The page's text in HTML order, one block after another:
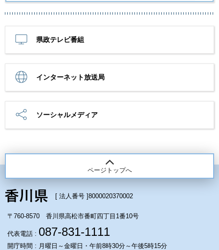
県政テレビ番組
インターネット放送局
ソーシャルメディア
ページトップへ
[ 法人番号 ]8000020370002
〒760-8570 香川県高松市番町四丁目1番10号
代表電話 : 087-831-1111
開庁時間 : 月曜日～金曜日・午前8時30分～午後5時15分